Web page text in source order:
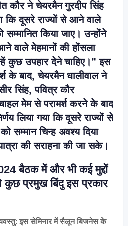
कौर ने चेयरमैन गुरदीप सिंह
कि दूसरे राज्यों से आने वाले
सम्मानित किया जाए। उन्होंने
वाले मेहमानों की होंसला
कुछ उपहार देने चाहिए।” इस
के बाद, चेयरमैन धालीवाल ने
सिंह, पवित्र कौर
मेम से परामर्श करने के बाद
लिया गया कि दूसरे राज्यों से
सम्मान चिन्ह अवश्य दिया
की सराहना की जा सके।
बैठक में और भी कई मुद्दों
कुछ प्रमुख बिंदु इस प्रकार
:इस सेमिनार में सैलून बिजनेस के